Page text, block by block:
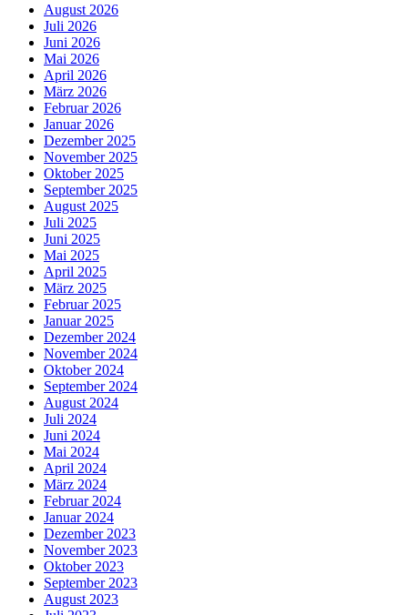
August 2026
Juli 2026
Juni 2026
Mai 2026
April 2026
März 2026
Februar 2026
Januar 2026
Dezember 2025
November 2025
Oktober 2025
September 2025
August 2025
Juli 2025
Juni 2025
Mai 2025
April 2025
März 2025
Februar 2025
Januar 2025
Dezember 2024
November 2024
Oktober 2024
September 2024
August 2024
Juli 2024
Juni 2024
Mai 2024
April 2024
März 2024
Februar 2024
Januar 2024
Dezember 2023
November 2023
Oktober 2023
September 2023
August 2023